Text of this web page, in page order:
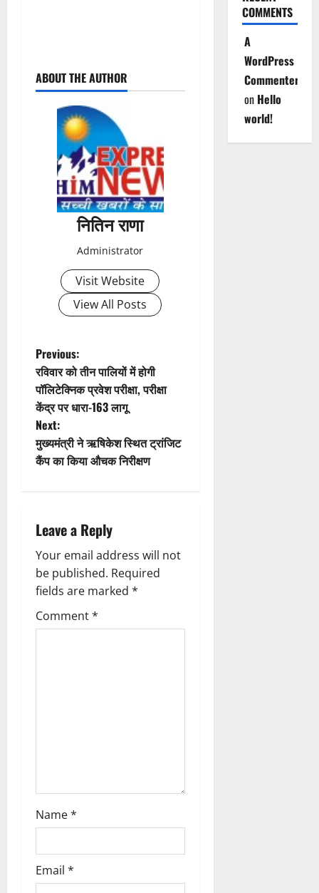
o
t
i
o
n
ABOUT THE AUTHOR
नितिन राणा
Administrator
Visit Website
View All Posts
P
o
s
t
v
i
g
a
Previous:
रविवार को तीन पालियों में होगी
पॉलिटेक्निक प्रवेश परीक्षा, परीक्षा
केंद्र पर धारा-163 लागू
Next:
मुख्यमंत्री ने ऋषिकेश स्थित ट्रांजिट
कैंप का किया औचक निरीक्षण
Leave a Reply
Your email address will not
be published. Required
fields are marked *
Comment*
Name*
Email *
COMMENTS
A
WordPress
Commenter
on Hello
world!